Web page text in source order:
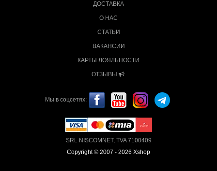
ДОСТАВКА
О НАС
СТАТЬИ
ВАКАНСИИ
КАРТЫ ЛОЯЛЬНОСТИ
ОТЗЫВЫ
Мы в соцсетях:
SRL NISCOMNET, TVA 7100409
Copyright © 2007 - 2026 Xshop